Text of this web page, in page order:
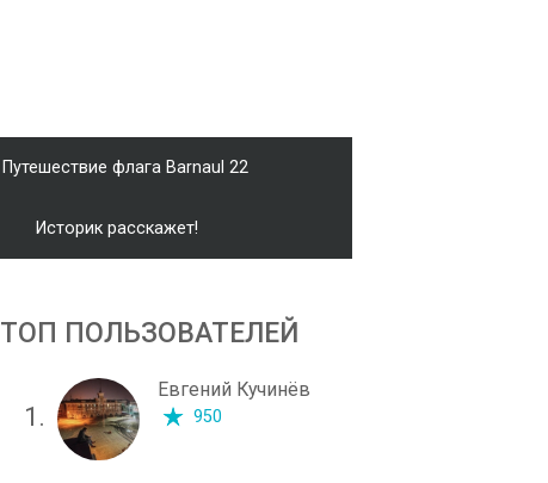
Путешествие флага Barnaul 22
Историк расскажет!
ТОП ПОЛЬЗОВАТЕЛЕЙ
1.
Евгений Кучинёв
950